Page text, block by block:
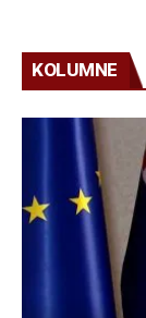
KOLUMNE